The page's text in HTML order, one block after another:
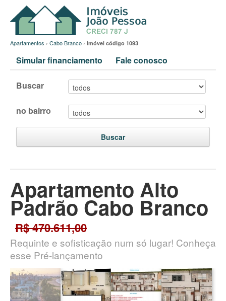
Apartamentos › Cabo Branco › Imóvel código 1093
Simular financiamento Fale conosco
Buscar
no bairro
Buscar
Apartamento Alto
Padrão Cabo Branco
R$ 470.611,00
Requinte e sofisticação num só lugar! Conheça
esse Pré-lançamento